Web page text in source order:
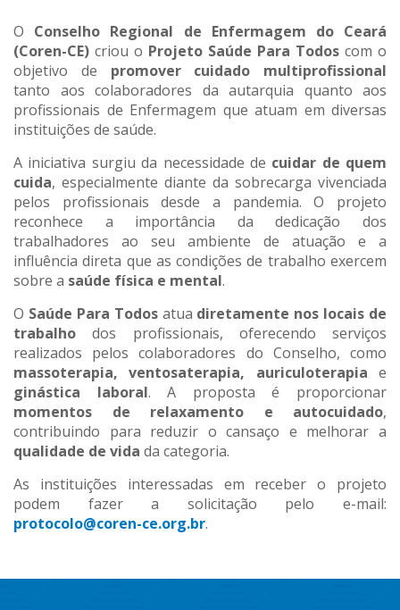
O Conselho Regional de Enfermagem do Ceará
(Coren-CE) criou o Projeto Saúde Para Todos com o
objetivo de promover cuidado multiprofissional
tanto aos colaboradores da autarquia quanto aos
profissionais de Enfermagem que atuam em diversas
instituições de saúde.
A iniciativa surgiu da necessidade de cuidar de quem
cuida, especialmente diante da sobrecarga vivenciada
pelos profissionais desde a pandemia. O projeto
reconhece a importância da dedicação dos
trabalhadores ao seu ambiente de atuação e a
influência direta que as condições de trabalho exercem
sobre a saúde física e mental.
O Saúde Para Todosatua diretamente nos locais de
trabalho dos profissionais, oferecendo serviços
realizados pelos colaboradores do Conselho, como
massoterapia, ventosaterapia, auriculoterapia e
ginástica laboral. A proposta é proporcionar
momentos de relaxamento e autocuidado,
contribuindo para reduzir o cansaço e melhorar a
qualidade de vida da categoria.
As instituições interessadas em receber o projeto
podem fazer a solicitação pelo e-mail:
protocolo@coren-ce.org.br.